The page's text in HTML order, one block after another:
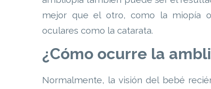
mejor que el otro, como la miopía
oculares como la catarata.
¿Cómo ocurre la
Normalmente, la visión del bebé